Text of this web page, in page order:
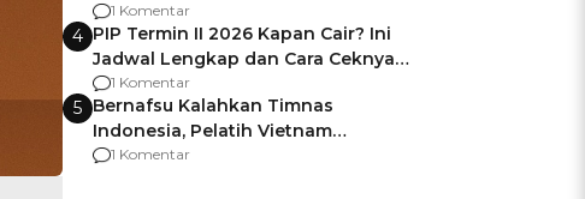
Usai Jadi Brigjen
1 Komentar
4 PIP Termin II 2026 Kapan Cair? Ini
Jadwal Lengkap dan Cara Ceknya
agar Dana Tidak Hangus!
1 Komentar
5 Bernafsu Kalahkan Timnas
Indonesia, Pelatih Vietnam
Berencana Pakai Jimat di Pakansari
1 Komentar